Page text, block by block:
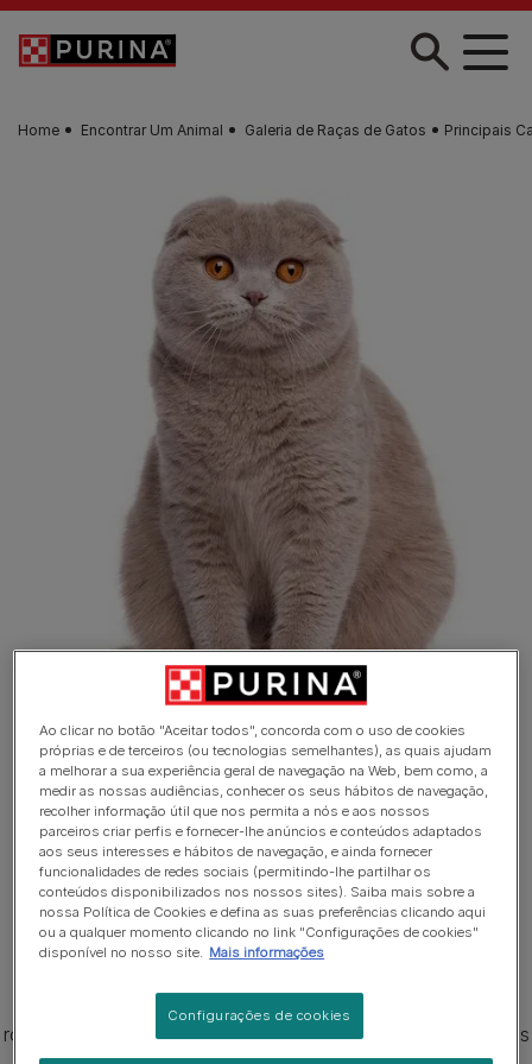
Skip to main content
Home Encontrar Um Animal Galeria de Raças de Gatos Principais
Principais características da
raça de gatos Scottish Fold
A característica mais notável de um Scottish Fold são as
suas orelhas, pequenas e dobradas de forma a cobrir a
arredondadas. O Scottish Fold tem um porte médio, é
robusto e compacto. A cabeça é arredondada, com bigodes
1 de 3
Ao clicar no botão "Aceitar todos", concorda com o uso de cookies
próprias e de terceiros (ou tecnologias semelhantes), as quais ajudam
a melhorar a sua experiência geral de navegação na Web, bem como, a
medir as nossas audiências, conhecer os seus hábitos de navegação,
recolher informação útil que nos permita a nós e aos nossos
parceiros criar perfis e fornecer-lhe anúncios e conteúdos adaptados
aos seus interesses e hábitos de navegação, e ainda fornecer
funcionalidades de redes sociais (permitindo-lhe partilhar os
conteúdos disponibilizados nos nossos sites). Saiba mais sobre a
nossa Política de Cookies e defina as suas preferências clicando aqui
ou a qualquer momento clicando no link "Configurações de cookies"
disponível no nosso site. Mais informações
Configurações de cookies